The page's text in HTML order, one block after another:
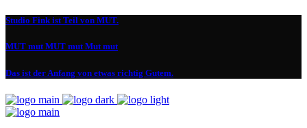
Studio Fink ist Teil von MUT.
MUT mut MUT mut Mut mut
Das ist der Anfang von etwas richtig Gutem.